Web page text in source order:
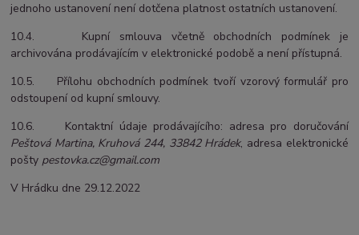
jednoho ustanovení není dotčena platnost ostatních ustanovení.
10.4. Kupní smlouva včetně obchodních podmínek je
archivována prodávajícím v elektronické podobě a není přístupná.
10.5. Přílohu obchodních podmínek tvoří vzorový formulář pro
odstoupení od kupní smlouvy.
10.6. Kontaktní údaje prodávajícího: adresa pro doručování
Peštová Martina, Kruhová 244, 33842 Hrádek, adresa elektronické
pošty pestovka.cz@gmail.com
V Hrádku dne 29.12.2022